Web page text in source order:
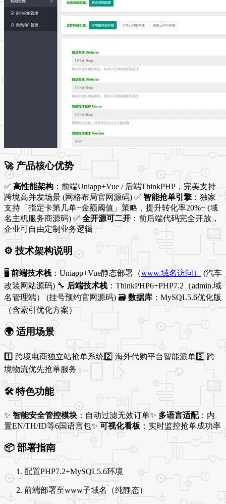
🚀 产品核心优势
✅ 高性能架构 ：前端Uniapp+Vue / 后端ThinkPHP，完美支持
跨境高并发场景 (网格布局官网源码) ✅ 智能抢单引擎：独家
支持「指定卡第几单+金额阈值」策略，提升转化率20%+ (域
名主机服务商源码) ✅ 全开源可二开 ：前后端代码完全开放，
企业可自由定制业务逻辑
⚙️ 技术架构说明
🖥 前端技术栈 ：Uniapp+Vue静态部署（www.域名访问）
(汽车
改装网站源码) 🔧 后端技术栈 ：ThinkPHP6+PHP7.2（admin.域
名管理端） (挂号预约官网源码) 🗃 数据库 ：MySQL5.6优化版
（含索引优化方案）
🌍 适用场景
1️⃣ 跨境电商独立站抢单系统2️⃣ 海外代购平台智能派单3️⃣ 跨
境物流优先抢单服务
🛠 特色功能
✨ 智能安全管控模块 ：自动过滤无效订单✨ 多语言适配：内
置EN/TH/ID等6国语言包✨ 可视化看板 ：实时监控抢单成功率
📦 部署指南
配置PHP7.2+MySQL5.6环境
前端部署至www子域名（纯静态）